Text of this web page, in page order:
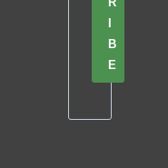
B
E